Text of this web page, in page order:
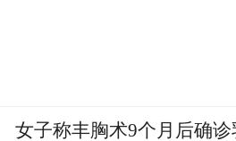
女子称丰胸术9个月后确诊